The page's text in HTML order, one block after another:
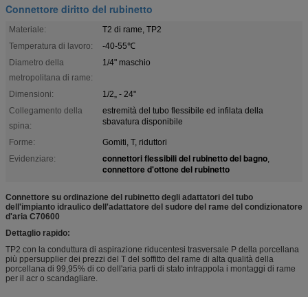
Connettore diritto del rubinetto
Materiale:
T2 di rame, TP2
Temperatura di lavoro:
-40-55℃
Diametro della
metropolitana di rame:
1/4" maschio
Dimensioni:
1/2„ - 24"
Collegamento della
spina:
estremità del tubo flessibile ed infilata della
sbavatura disponibile
Forme:
Gomiti, T, riduttori
Evidenziare:
connettori flessibili del rubinetto del bagno,
connettore d'ottone del rubinetto
Connettore su ordinazione del rubinetto degli adattatori del tubo
dell'impianto idraulico dell'adattatore del sudore del rame del condizionatore
d'aria C70600
Dettaglio rapido:
TP2 con la conduttura di aspirazione riducentesi trasversale P della porcellana
più ppersupplier dei prezzi del T del soffitto del rame di alta qualità della
porcellana di 99,95% di co dell'aria parti di stato intrappola i montaggi di rame
per il acr o scandagliare.